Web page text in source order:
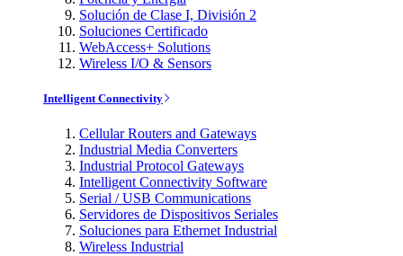
Solución de Clase I, División 2
Soluciones Certificado
WebAccess+ Solutions
Wireless I/O & Sensors
Intelligent Connectivity
Cellular Routers and Gateways
Industrial Media Converters
Industrial Protocol Gateways
Intelligent Connectivity Software
Serial / USB Communications
Servidores de Dispositivos Seriales
Soluciones para Ethernet Industrial
Wireless Industrial